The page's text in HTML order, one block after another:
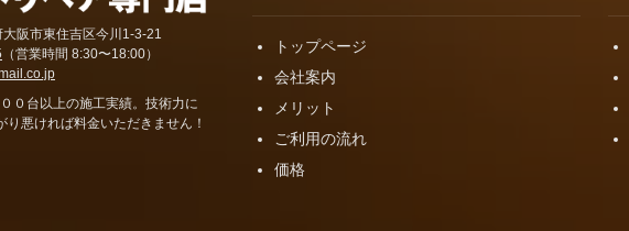
阪市東住吉区今川1-3-21
（営業時間 8:30〜18:00）
０台以上の施工実績。技術力に
り悪ければ料金いただきません！
トップページ
会社案内
メリット
ご利用の流れ
価格